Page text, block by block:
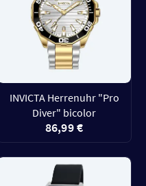
INVICTA Herrenuhr "Pro
Diver" bicolor
86,99 €